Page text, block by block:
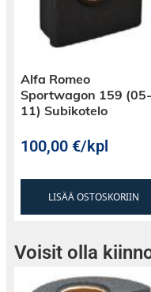
Alfa Romeo
Sportwagon 159 (05-
11) Subikotelo
100,00€/kpl
LISÄÄ OSTOSKORIIN
Voisit olla